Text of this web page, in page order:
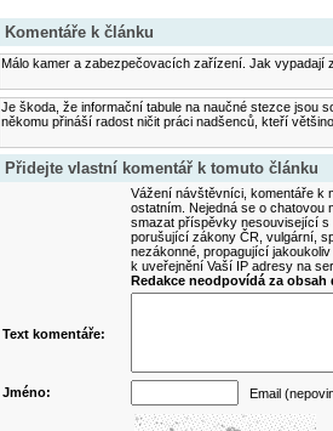
Komentáře k článku
Málo kamer a zabezpečovacích zařízení. Jak vypadají
Je škoda, že informační tabule na naučné stezce jsou
někomu přináší radost ničit práci nadšenců, kteří
Přidejte vlastní komentář k tomuto článku
Vážení návštěvníci, komentáře k
ostatním. Nejedná se o
smazat příspěvky nesouvisející
porušující zákony ČR, vulgární,
nezákonné, propagující
k uveřejnění Vaší IP adresy na
Redakce neodpovídá za
Text komentáře:
Jméno: Email